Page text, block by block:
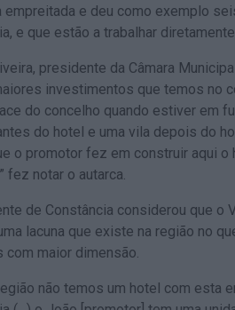
empreitada e deu como exemplo
e que estão a trabalhar
presidente da Câmara
investimentos que temos no
do concelho quando estiver em
do hotel e uma vila depois do
o promotor fez em construir aqui
fez notar o autarca.
de Constância considerou que o
lacuna que existe na região no
com maior dimensão.
não temos um hotel com esta